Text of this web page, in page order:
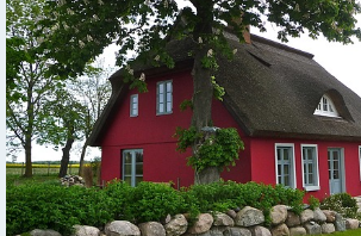
Půjčky
Ekonomika
Kontakt